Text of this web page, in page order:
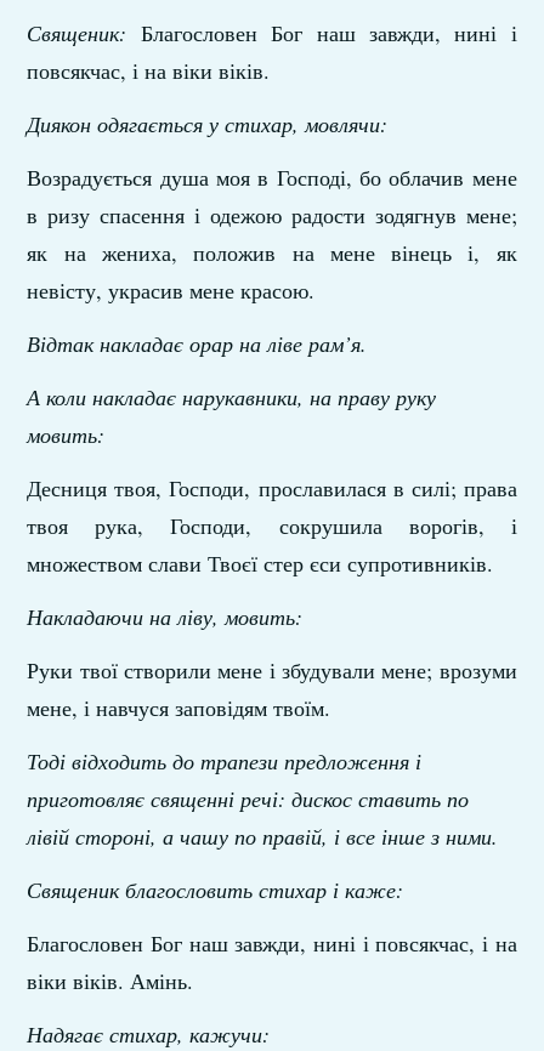
Священик: Благословен Бог наш завжди, нині і
повсякчас, і на віки віків.
Диякон одягається у стихар, мовлячи:
Возрадується душа моя в Господі, бо облачив мене
в ризу спасення і одежою радости зодягнув мене;
як на жениха, положив на мене вінець і, як
невісту, украсив мене красою.
Відтак накладає орар на ліве рам’я.
А коли накладає нарукавники, на праву руку
мовить:
Десниця твоя, Господи, прославилася в силі; права
твоя рука, Господи, сокрушила ворогів, і
множеством слави Твоєї стер єси супротивників.
Накладаючи на ліву, мовить:
Руки твої створили мене і збудували мене; врозуми
мене, і навчуся заповідям твоїм.
Тоді відходить до трапези предложення і
приготовляє священні речі: дискос ставить по
лівій стороні, а чашу по правій, і все інше з ними.
Священик благословить стихар і каже:
Благословен Бог наш завжди, нині і повсякчас, і на
віки віків. Амінь.
Надягає стихар, кажучи: